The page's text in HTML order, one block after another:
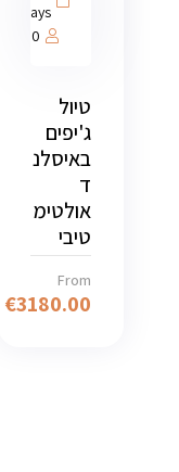
days
1000
טיול
ג'יפים
באיסלנ
ד
אולטימ
טיבי
From
€3180.00